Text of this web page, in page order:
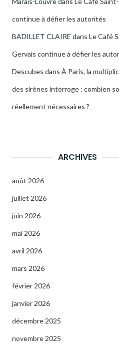
continue à défier les autorités
BADILLET CLAIRE dans Le Café
Gervais continue à défier les
Descubes dans À Paris, la
des sirènes interroge : combien
réellement nécessaires ?
ARCHIVES
août 2026
juillet 2026
juin 2026
mai 2026
avril 2026
mars 2026
février 2026
janvier 2026
décembre 2025
novembre 2025